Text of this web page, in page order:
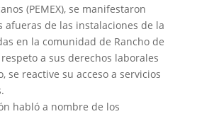
(PEMEX), se manifestaron
afueras de las instalaciones de la
en la comunidad de Rancho de
a sus derechos laborales
se reactive su acceso a servicios
habló a nombre de los